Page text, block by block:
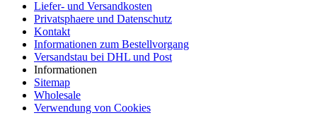
Liefer- und Versandkosten
Privatsphaere und Datenschutz
Kontakt
Informationen zum Bestellvorgang
Versandstau bei DHL und Post
Informationen
Sitemap
Wholesale
Verwendung von Cookies